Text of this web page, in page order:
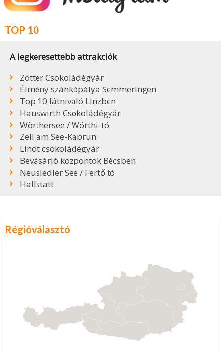
TOP 10
A legkeresettebb attrakciók
Zotter Csokoládégyár
Élmény szánkópálya Semmeringen
Top 10 látnivaló Linzben
Hauswirth Csokoládégyár
Wörthersee / Wörthi-tó
Zell am See-Kaprun
Lindt csokoládégyár
Bevásárló központok Bécsben
Neusiedler See / Fertő tó
Hallstatt
Régióválasztó